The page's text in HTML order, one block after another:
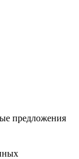
предложения